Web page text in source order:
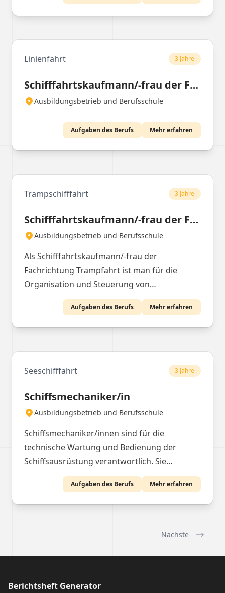
Linienfahrt 3 Jahre
Schifffahrtskaufmann/-frau der Fachrichtung Linienfahrt
Ausbildungsbetrieb und Berufsschule
Aufgaben des Berufs Mehr erfahren
Trampschifffahrt 3 Jahre
Schifffahrtskaufmann/-frau der Fachrichtung Trampfahrt
Ausbildungsbetrieb und Berufsschule
Als Schifffahrtskaufmann/-frau der
Fachrichtung Trampfahrt ist man für die
Organisation und Steuerung von
Gütertransporten auf Abruf zuständig, wobei
man Schiffe befrachtet und Frachtraten
verhandelt.
Aufgaben des Berufs Mehr erfahren
Seeschifffahrt 3 Jahre
Schiffsmechaniker/in
Ausbildungsbetrieb und Berufsschule
Schiffsmechaniker/innen sind für die
technische Wartung und Bedienung der
Schiffsausrüstung verantwortlich. Sie
gewährleisten die Sicherheit an Bord und
überwachen die Ladung während der Fahrt.
Aufgaben des Berufs Mehr erfahren
Nächste
Berichtsheft Generator